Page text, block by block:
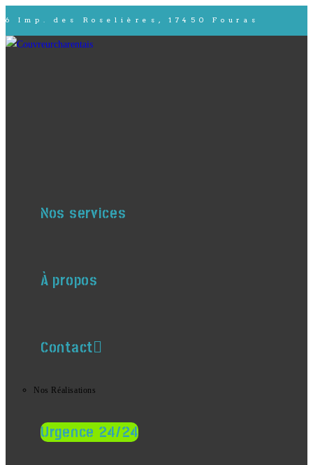
6 Imp. des Roselières, 17450 Fouras
Nos services
À propos
Contact
Nos Réalisations
Urgence 24/24